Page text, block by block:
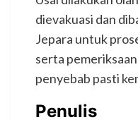
dievakuasi dan
Jepara untuk
serta
penyebab pasti
Penulis